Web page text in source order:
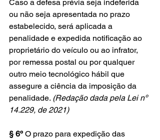
Caso a defesa prévia seja indeferida
ou não seja apresentada no prazo
estabelecido, será aplicada a
penalidade e expedida notificação ao
proprietário do veículo ou ao infrator,
por remessa postal ou por qualquer
outro meio tecnológico hábil que
assegure a ciência da imposição da
penalidade. (Redação dada pela Lei nº
14.229, de 2021)
§ 6º O prazo para expedição das